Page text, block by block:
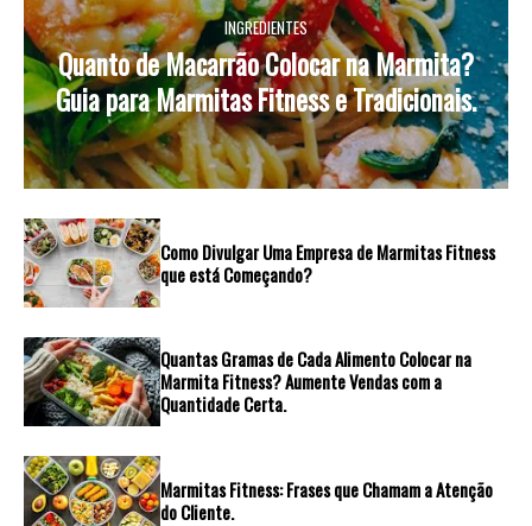
INGREDIENTES
Quanto de Macarrão Colocar na Marmita?
Guia para Marmitas Fitness e Tradicionais.
Como Divulgar Uma Empresa de Marmitas Fitness
que está Começando?
Quantas Gramas de Cada Alimento Colocar na
Marmita Fitness? Aumente Vendas com a
Quantidade Certa.
Marmitas Fitness: Frases que Chamam a Atenção
do Cliente.